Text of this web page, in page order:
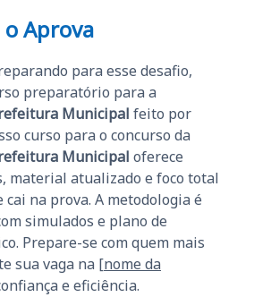
Aprova
para esse desafio,
preparatório para a
Municipal feito por
curso para o concurso da
Municipal oferece
material atualizado e foco total
na prova. A metodologia é
simulados e plano de
Prepare-se com quem mais
sua vaga na [nome da
e eficiência.